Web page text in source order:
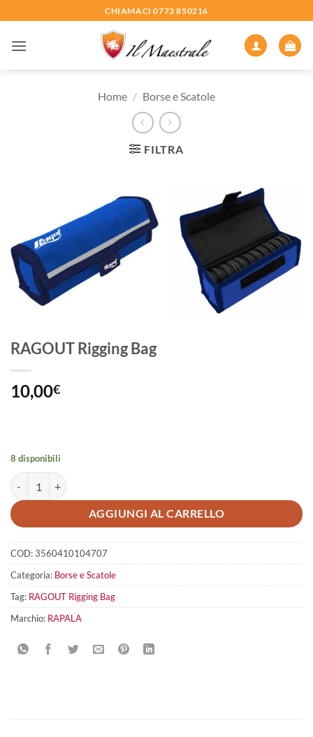
ai
contenuti
CHIAMACI 0773 850216
Home / Borse e Scatole
FILTRA
RAGOUT Rigging Bag
10,00€
8 disponibili
RAGOUT Rigging Bag quantità
AGGIUNGI AL CARRELLO
COD:3560410104707
Categoria: Borse e Scatole
Tag: RAGOUT Rigging Bag
Marchio: RAPALA